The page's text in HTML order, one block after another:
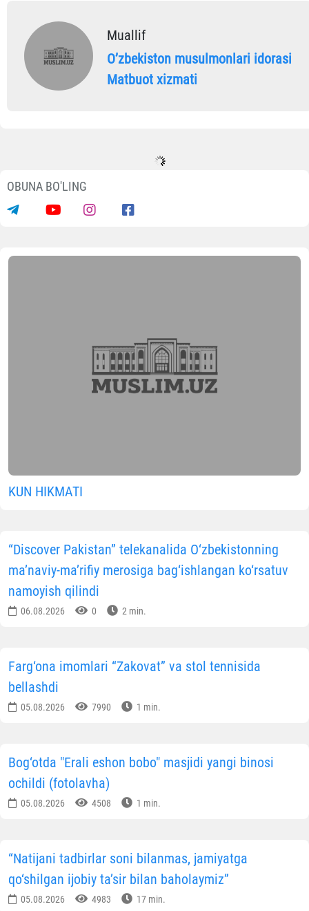
Muallif
Oʼzbekiston musulmonlari idorasi
Matbuot xizmati
OBUNA BO'LING
KUN HIKMATI
“Discover Pakistan” telekanalida O‘zbekistonning
ma’naviy-ma’rifiy merosiga bag‘ishlangan ko‘rsatuv
namoyish qilindi
06.08.2026 0 2 min.
Farg‘ona imomlari “Zakovat” va stol tennisida
bellashdi
05.08.2026 7990 1 min.
Bog‘otda "Erali eshon bobo" masjidi yangi binosi
ochildi (fotolavha)
05.08.2026 4508 1 min.
“Natijani tadbirlar soni bilanmas, jamiyatga
qo‘shilgan ijobiy ta’sir bilan baholaymiz”
05.08.2026 4983 17 min.